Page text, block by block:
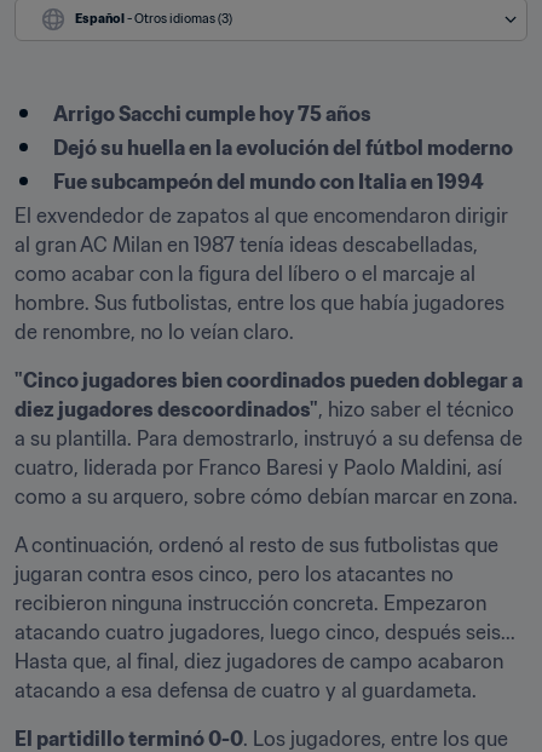
Español - Otros idiomas (3)
Arrigo Sacchi cumple hoy 75 años
Dejó su huella en la evolución del fútbol moderno
Fue subcampeón del mundo con Italia en 1994
El exvendedor de zapatos al que encomendaron dirigir
al gran AC Milan en 1987 tenía ideas descabelladas,
como acabar con la figura del líbero o el marcaje al
hombre. Sus futbolistas, entre los que había jugadores
de renombre, no lo veían claro.
"Cinco jugadores bien coordinados pueden doblegar a
diez jugadores descoordinados", hizo saber el técnico
a su plantilla. Para demostrarlo, instruyó a su defensa de
cuatro, liderada por Franco Baresi y Paolo Maldini, así
como a su arquero, sobre cómo debían marcar en zona.
A continuación, ordenó al resto de sus futbolistas que
jugaran contra esos cinco, pero los atacantes no
recibieron ninguna instrucción concreta. Empezaron
atacando cuatro jugadores, luego cinco, después seis...
Hasta que, al final, diez jugadores de campo acabaron
atacando a esa defensa de cuatro y al guardameta.
El partidillo terminó 0-0. Los jugadores, entre los que